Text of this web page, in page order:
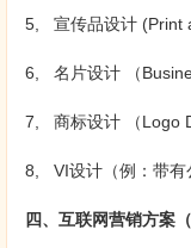
5, 宣传品设计 (Print
6, 名片设计 （
7, 商标设计 （Logo
8, VI设计（例：带有
四、互联网营销方案